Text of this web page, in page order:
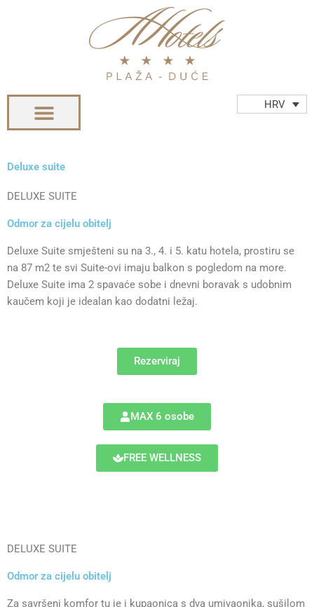
HRV
Deluxe suite
DELUXE SUITE
Odmor za cijelu obitelj
Deluxe Suite smješteni su na 3., 4. i 5. katu hotela, prostiru se
na 87 m2 te svi Suite-ovi imaju balkon s pogledom na more.
Deluxe Suite ima 2 spavaće sobe i dnevni boravak s udobnim
kaučem koji je idealan kao dodatni ležaj.
Rezerviraj
MAX 6 osobe
FREE WELLNESS
DELUXE SUITE
Odmor za cijelu obitelj
Za savršeni komfor tu je i kupaonica s dva umivaonika, sušilom